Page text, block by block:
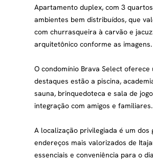
Apartamento duplex, com 3
ambientes bem distribuídos, que
com churrasqueira à carvão e
arquitetônico conforme as imagens.
O condomínio Brava Select
destaques estão a piscina,
sauna, brinquedoteca e sala de
integração com amigos e familiares.
A localização privilegiada é um
endereços mais valorizados de
essenciais e conveniência para o